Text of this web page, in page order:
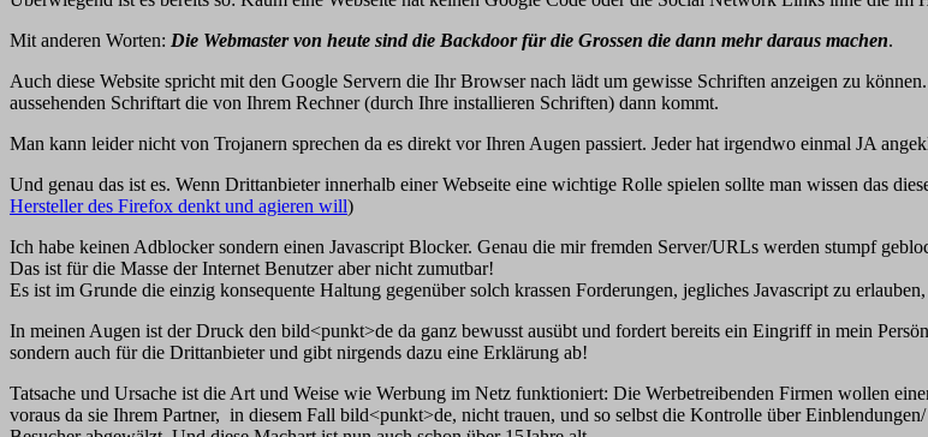
Mit anderen Worten: Die Webmaster von heute sind die Backdoor für die Grossen die dann mehr daraus machen.
Auch diese Website spricht mit den Google Servern die Ihr Browser nach lädt um gewisse Schriften anzeigen zu
aussehenden Schriftart die von Ihrem Rechner (durch Ihre installieren Schriften) dann kommt.
Man kann leider nicht von Trojanern sprechen da es direkt vor Ihren Augen passiert. Jeder hat irgendwo einmal JA
Und genau das ist es. Wenn Drittanbieter innerhalb einer Webseite eine wichtige Rolle spielen sollte man wissen das
Hersteller des Firefox denkt und agieren will)
Ich habe keinen Adblocker sondern einen Javascript Blocker. Genau die mir fremden Server/URLs werden stumpf
Das ist für die Masse der Internet Benutzer aber nicht zumutbar!
Es ist im Grunde die einzig konsequente Haltung gegenüber solch krassen Forderungen, jegliches Javascript zu
In meinen Augen ist der Druck den bild<punkt>de da ganz bewusst ausübt und fordert bereits ein Eingriff in mein
sondern auch für die Drittanbieter und gibt nirgends dazu eine Erklärung ab!
Tatsache und Ursache ist die Art und Weise wie Werbung im Netz funktioniert: Die Werbetreibenden Firmen wollen
voraus da sie Ihrem Partner, in diesem Fall bild<punkt>de, nicht trauen, und so selbst die Kontrolle über